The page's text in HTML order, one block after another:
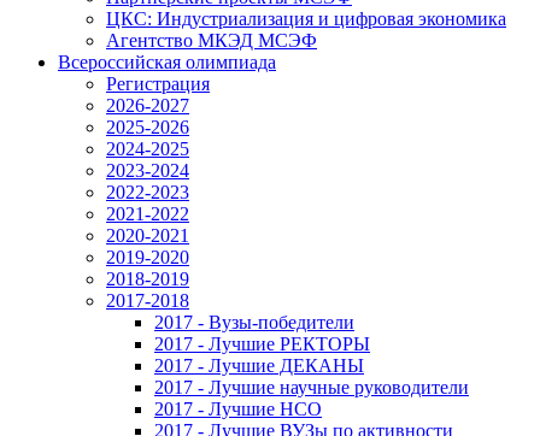
ЦКС: Индустриализация и цифровая экономика
Агентство МКЭД МСЭФ
Всероссийская олимпиада
Регистрация
2026-2027
2025-2026
2024-2025
2023-2024
2022-2023
2021-2022
2020-2021
2019-2020
2018-2019
2017-2018
2017 - Вузы-победители
2017 - Лучшие РЕКТОРЫ
2017 - Лучшие ДЕКАНЫ
2017 - Лучшие научные руководители
2017 - Лучшие НСО
2017 - Лучшие ВУЗы по активности